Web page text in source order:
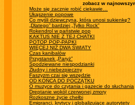
zobacz w
Może się zacznie robić ciekawie…
Ukąszenie popowe
Co myśli dziewczyna, która unosi sukienkę?
„Dlatego” bardziej „Tylko Rock”
Rokendrol w państwie pop
KAKTUS NIE Z TEJ CHATKI
POTOP POP-PAPKI
WIĘCEJ NIŻ DWA ŚWIATY
Czas kanibalów
Przystanek „Paryż”
Spodziewane niespodzianki
Złudny i niebezpieczny
Faszyzm czai się wszędzie
OD KOŃCA DO POCZĄTKU
O muzyce do czytania i gazecie do słuchania
Dreptanie wokół czerwonej zmory
Rozkoszne życie chełbi
Emigranci, krytycy i globalizujące autorytety